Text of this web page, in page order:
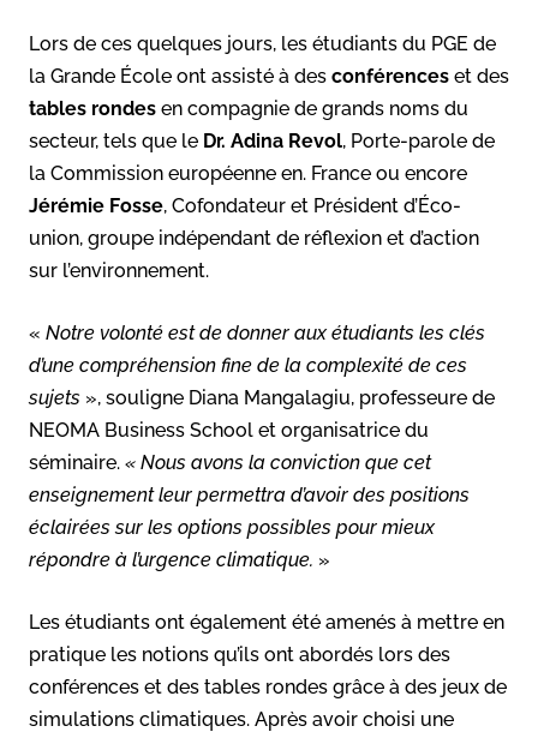
Lors de ces quelques jours, les étudiants du PGE de
la Grande École ont assisté à des conférences et des
tables rondes en compagnie de grands noms du
secteur, tels que le Dr. Adina Revol, Porte-parole de
la Commission européenne en. France ou encore
Jérémie Fosse, Cofondateur et Président d’Éco-
union, groupe indépendant de réflexion et d’action
sur l’environnement.
« Notre volonté est de donner aux étudiants les clés
d’une compréhension fine de la complexité de ces
sujets », souligne Diana Mangalagiu, professeure de
NEOMA Business School et organisatrice du
séminaire. « Nous avons la conviction que cet
enseignement leur permettra d’avoir des positions
éclairées sur les options possibles pour mieux
répondre à l’urgence climatique. »
Les étudiants ont également été amenés à mettre en
pratique les notions qu’ils ont abordés lors des
conférences et des tables rondes grâce à des jeux de
simulations climatiques. Après avoir choisi une